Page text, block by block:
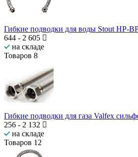
Гибкие подводки для воды Stout НР-
644 - 2 605
на складе
Товаров 8
Гибкие подводки для газа Valfex
256 - 2 132
на складе
Товаров 12